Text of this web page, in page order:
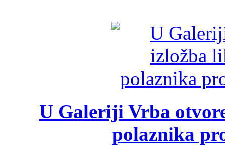
U Galeriji Vrba
polaznika